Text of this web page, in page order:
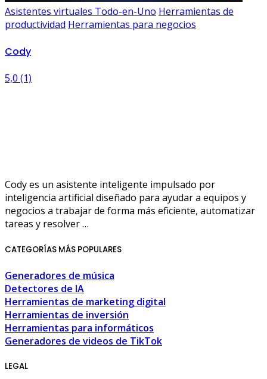
Asistentes virtuales Todo-en-Uno Herramientas de
productividad Herramientas para negocios
Cody
5,0 (1)
Cody es un asistente inteligente impulsado por
inteligencia artificial diseñado para ayudar a equipos y
negocios a trabajar de forma más eficiente, automatizar
tareas y resolver …
CATEGORÍAS MÁS POPULARES
Generadores de música
Detectores de IA
Herramientas de marketing digital
Herramientas de inversión
Herramientas para informáticos
Generadores de videos de TikTok
LEGAL